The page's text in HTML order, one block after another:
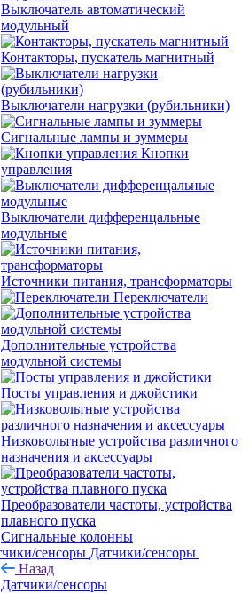
Выключатель автоматический
модульный
Контакторы, пускатель магнитный
Выключатели нагрузки (рубильники)
Сигнальные лампы и зуммеры
Кнопки
управления
Выключатели дифференцальные
модульные
Источники питания, трансформаторы
Переключатели
Дополнительные устройства
модульной системы
Посты управления и джойстики
Низковольтные устройства различного
назначения и аксессуары
Преобразователи частоты, устройства
плавного пуска
Сигнальные колонны
Датчики/сенсоры
Назад
Датчики/сенсоры